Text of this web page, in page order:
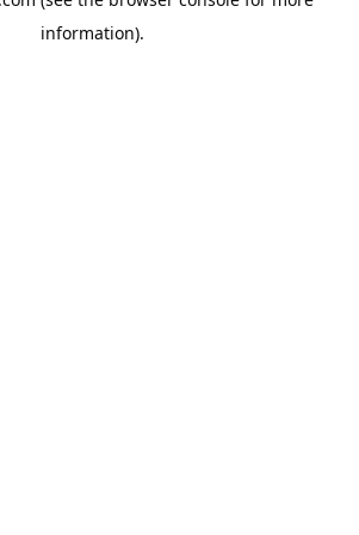
information).